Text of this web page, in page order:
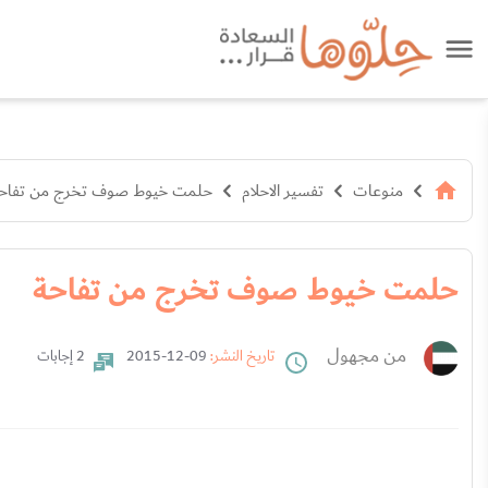
منوعات تفسير الاحلام حلمت خيوط صوف تخرج من
حلمت خيوط صوف تخرج من تفاحة
من مجهول تاريخ النشر: 2 إجابات